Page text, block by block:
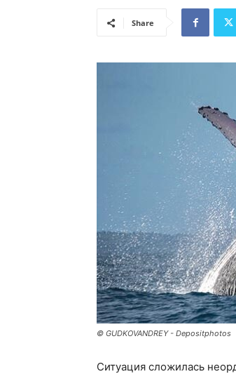
Share
© GUDKOVANDREY - Depositphotos
Ситуация сложилась